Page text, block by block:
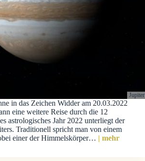
in das Zeichen Widder am 20.03.2022
eine weitere Reise durch die 12
astrologisches Jahr 2022 unterliegt der
Traditionell spricht man von einem
einer der Himmelskörper… | mehr